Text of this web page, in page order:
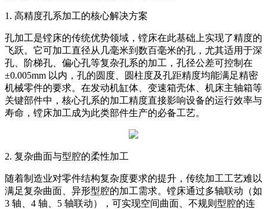
1. 高精度孔系加工的核心解决方案
孔加工是镗床的传统优势领域，镗床在此基础上实现了精度的
飞跃。它可加工直径从几毫米到数百毫米的孔，尤其适用于深
孔、阶梯孔、偏心孔等复杂孔系的加工，孔径公差可控制在
±0.005mm 以内，孔的圆度、圆柱度及孔距精度均能满足精密
机械零件的要求。在发动机缸体、变速箱壳体、机床主轴箱等
关键部件中，核心孔系的加工精度直接影响设备的运行效率与
寿命，镗床加工成为此类部件生产的必备工艺。
2. 复杂曲面与型腔的柔性加工
随着制造业对零件结构复杂度要求的提升，传统加工工艺难以
满足复杂曲面、异形型腔的加工需求。镗床通过多轴联动（如
3 轴、4 轴、5 轴联动），可实现空间曲面、不规则型腔的连